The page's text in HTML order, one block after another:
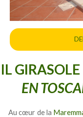
IL GIRASOLE
EN
Au cœur de la